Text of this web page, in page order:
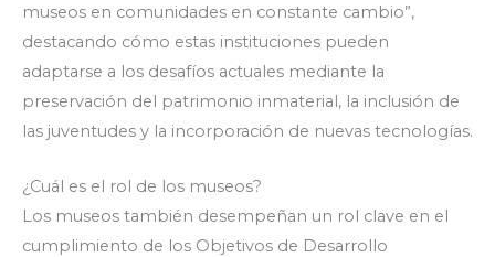
museos en comunidades en constante cambio”,
destacando cómo estas instituciones pueden
adaptarse a los desafíos actuales mediante la
preservación del patrimonio inmaterial, la inclusión de
las juventudes y la incorporación de nuevas tecnologías.
¿Cuál es el rol de los museos?
Los museos también desempeñan un rol clave en el
cumplimiento de los Objetivos de Desarrollo